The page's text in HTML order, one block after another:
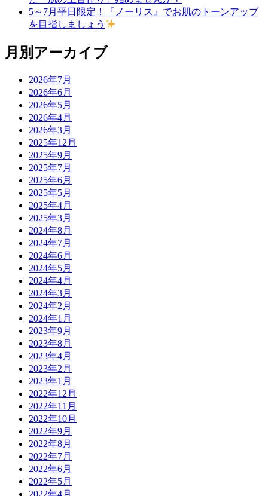
5～7月平日限定！『ノーリス』でお肌のトーンアップ
を目指しましょう
月別アーカイブ
2026年7月
2026年6月
2026年5月
2026年4月
2026年3月
2025年12月
2025年9月
2025年7月
2025年6月
2025年5月
2025年4月
2025年3月
2024年8月
2024年7月
2024年6月
2024年5月
2024年4月
2024年3月
2024年2月
2024年1月
2023年9月
2023年8月
2023年4月
2023年2月
2023年1月
2022年12月
2022年11月
2022年10月
2022年9月
2022年8月
2022年7月
2022年6月
2022年5月